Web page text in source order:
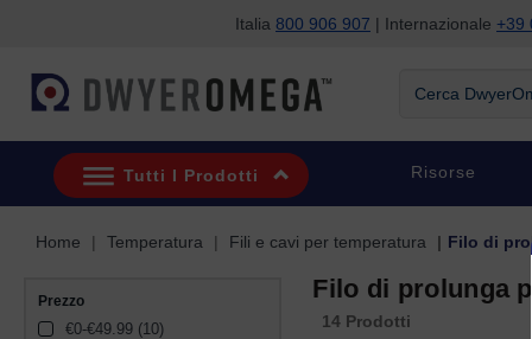
Italia 800 906 907 | Internazionale +39
Tutti I Prodotti Risorse
Home Temperatura Fili e cavi per temperatura Filo di
Prezzo
€0-€49.99 (10)
Filo di prolunga
14 Prodotti